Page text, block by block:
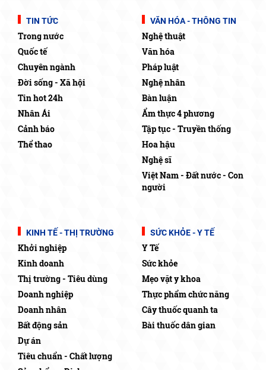
TIN TỨC
Trong nước
Quốc tế
Chuyên ngành
Đời sống - Xã hội
Tin hot 24h
Nhân Ái
Cảnh báo
Thể thao
VĂN HÓA - THÔNG TIN
Nghệ thuật
Văn hóa
Pháp luật
Nghệ nhân
Bàn luận
Ẩm thực 4 phương
Tập tục - Truyền thống
Hoa hậu
Nghệ sĩ
Việt Nam - Đất nước - Con
người
KINH TẾ - THỊ TRƯỜNG
Khởi nghiệp
Kinh doanh
Thị trường - Tiêu dùng
Doanh nghiệp
Doanh nhân
Bất động sản
Dự án
Tiêu chuẩn - Chất lượng
SỨC KHỎE - Y TẾ
Y Tế
Sức khỏe
Mẹo vặt y khoa
Thực phẩm chức năng
Cây thuốc quanh ta
Bài thuốc dân gian